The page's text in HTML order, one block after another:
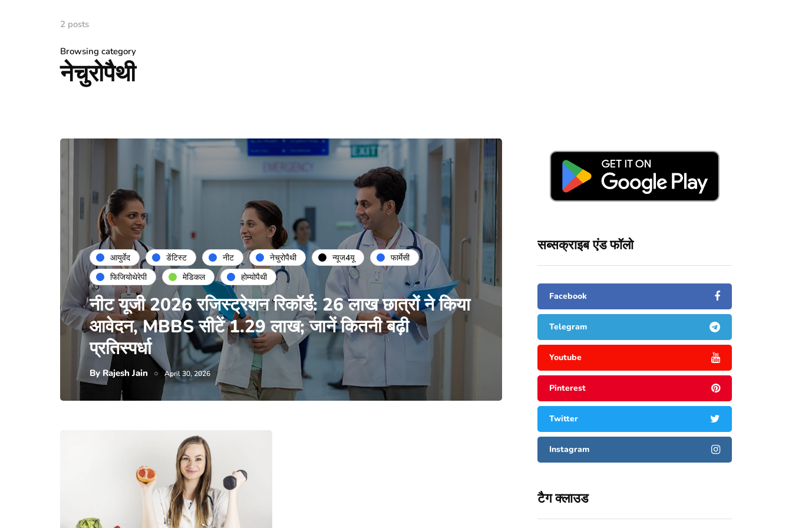
2 posts
Browsing category
नेचुरोपैथी
आयुर्वेद डेंटिस्ट नीट नेचुरोपैथी न्यूज4यू
फार्मेसी
फिजियोथेरेपी
मेडिकल होम्योपैथी
नीट यूजी 2026 रजिस्ट्रेशन रिकॉर्ड: 26 लाख छात्रों ने किया
आवेदन, MBBS सीटें 1.29 लाख; जानें कितनी बढ़ी
प्रतिस्पर्धा
By Rajesh Jain April 30, 2026
सब्सक्राइब एंड फॉलो
Facebook
Telegram
Youtube
Pinterest
Twitter
Instagram
टैग क्लाउड